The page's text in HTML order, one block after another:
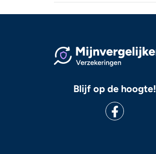
Blijf op de hoogte!